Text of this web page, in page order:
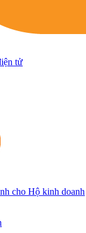
tử
cho Hộ kinh doanh